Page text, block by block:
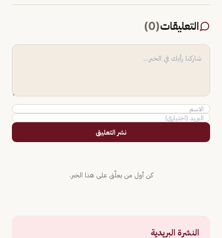
التعليقات(
0
)
نشر التعليق
كن أول من يعلّق على هذا الخبر.
النشرة البريدية